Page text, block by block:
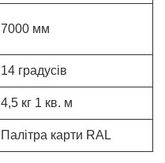
7000 мм
14 градусів
4,5 кг 1 кв. м
Палітра карти RAL